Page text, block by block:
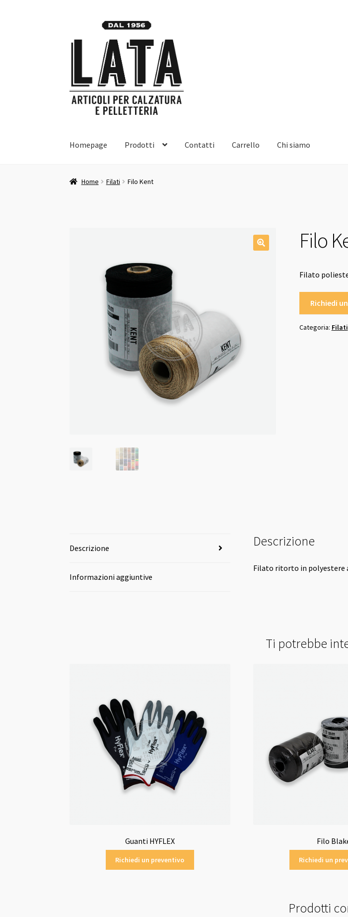
alla
navigazione
al
contenuto
Homepage Prodotti Contatti Carrello Chi siamo
Home Filati Filo Kent
Filo
Filato
Richiedi
Categoria: Filati
Descrizione
Informazioni aggiuntive
Descrizione
Filato ritorto in polyestere
Ti potrebbe
Guanti HYFLEX
Richiedi un preventivo
Filo
Richiedi un
Prodotti